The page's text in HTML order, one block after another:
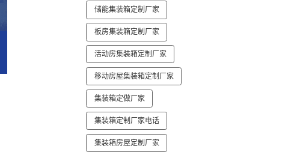
储能集装箱定制厂家
板房集装箱定制厂家
活动房集装箱定制厂家
移动房屋集装箱定制厂家
集装箱定做厂家
集装箱定制厂家电话
集装箱房屋定制厂家